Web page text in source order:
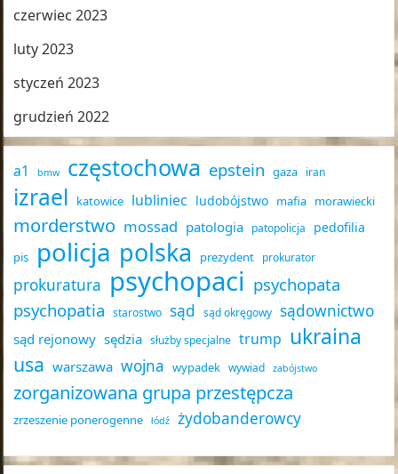
czerwiec 2023
luty 2023
styczeń 2023
grudzień 2022
a1 bmw częstochowa epstein gaza iran
izrael katowice lubliniec ludobójstwo mafia morawiecki
morderstwo mossad patologia patopolicja pedofilia
pis policja polska prezydent prokurator
prokuratura psychopaci psychopata
psychopatia
starostwo sąd sąd okręgowy sądownictwo
sąd rejonowy sędzia służby specjalne trump ukraina
usa warszawa wojna wypadek wywiad zabójstwo
zorganizowana grupa przestępcza
zrzeszenie ponerogenne łódź żydobanderowcy